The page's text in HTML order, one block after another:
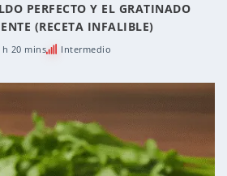
PERFECTO Y EL GRATINADO
(RECETA INFALIBLE)
h 20 mins Intermedio